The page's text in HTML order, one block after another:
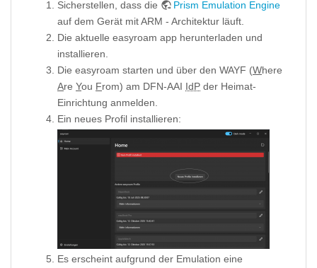
Sicherstellen, dass die
Prism Emulation Engine
auf dem Gerät mit ARM - Architektur läuft.
Die aktuelle easyroam app herunterladen und
installieren.
Die easyroam starten und über den WAYF (Where
Are You From) am DFN-AAI IdP der Heimat-
Einrichtung anmelden.
Ein neues Profil installieren:
Es erscheint aufgrund der Emulation eine